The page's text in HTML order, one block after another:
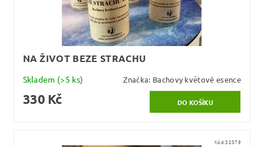
NA ŽIVOT BEZE STRACHU
Skladem (>5 ks) Značka: Bachovy květové esence
330 Kč
Kód:32379